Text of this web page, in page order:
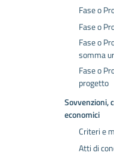
Fase o
Fase o
Fase o
somma
Fase o
progetto
Sovvenzioni,
economici
Criteri e
Atti di